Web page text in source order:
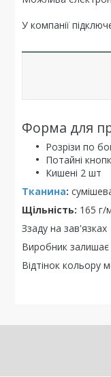
У компанії
Форма для
Розрізи по
Потайні
Кишені 2 шт
Тканина:
Щільність: 165 г/
Ззаду на зав'язках
Виробник залишає
Відтінок кольору